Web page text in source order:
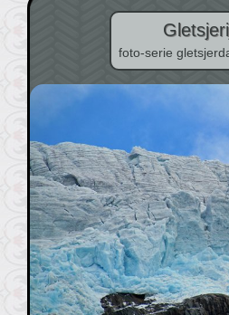
foto-serie